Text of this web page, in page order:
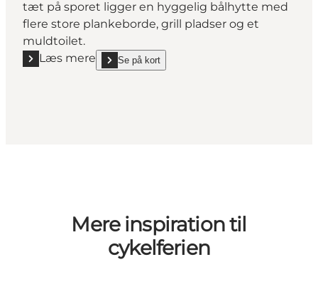
tæt på sporet ligger en hyggelig bålhytte med
flere store plankeborde, grill pladser og et
muldtoilet.
Læs mere
Læs mere "Cykeltur: Trailstars Falster MTB -
Se på kort
show Cykeltur: Trailstars Falster MTB -
Mere inspiration til
cykelferien